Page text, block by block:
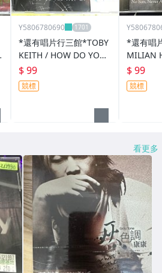
Y5806780690
*還有唱片行三館*TOBY
KEITH / HOW DO YOU
LIKE ME NOW 二手 ZZ1
2457(競標)
$ 99
競標
*還有唱
MILIAN
18651(
$ 99
競標
看更多